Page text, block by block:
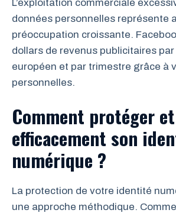
L’exploitation commerciale
données personnelles représente
préoccupation croissante.
dollars de revenus publicitaires
européen et par trimestre grâce à
personnelles.
Comment protéger
efficacement son
numérique ?
La protection de votre identité
une approche méthodique.